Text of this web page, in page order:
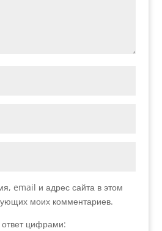
email и адрес сайта в этом
моих комментариев.
ответ цифрами: